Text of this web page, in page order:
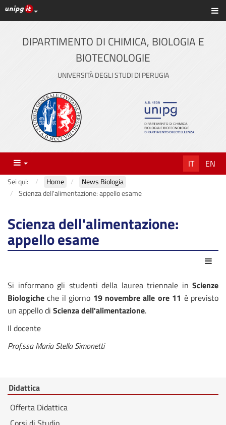
Vai
al
contenuto
principale
Link ai principali servizi web di Ateneo
DIPARTIMENTO DI CHIMICA, BIOLOGIA E
BIOTECNOLOGIE
UNIVERSITÀ DEGLI STUDI DI PERUGIA
Menu IT EN
Sei qui: Home
News Biologia
Scienza dell'alimentazione: appello esame
Scienza dell'alimentazione:
appello esame
Si informano gli studenti della laurea triennale in Scienze
Biologiche che il giorno 19 novembre alle ore 11 è previsto
un appello di Scienza dell'alimentazione.
Il docente
Prof.ssa Maria Stella Simonetti
Didattica
Offerta Didattica